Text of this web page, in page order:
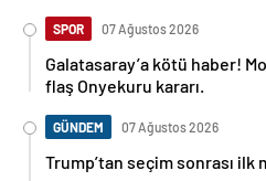
SPOR 07 Ağustos 2026
Galatasaray’a kötü haber!
flaş Onyekuru kararı.
GÜNDEM 07 Ağustos 2026
Trump’tan seçim sonrası ilk